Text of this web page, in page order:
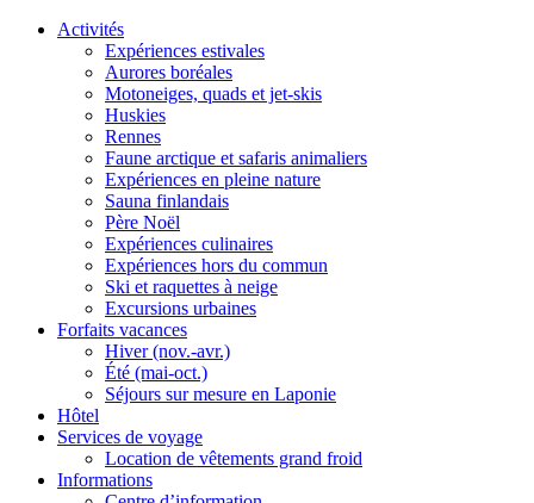
Activités
Expériences estivales
Aurores boréales
Motoneiges, quads et jet-skis
Huskies
Rennes
Faune arctique et safaris animaliers
Expériences en pleine nature
Sauna finlandais
Père Noël
Expériences culinaires
Expériences hors du commun
Ski et raquettes à neige
Excursions urbaines
Forfaits vacances
Hiver (nov.-avr.)
Été (mai-oct.)
Séjours sur mesure en Laponie
Hôtel
Services de voyage
Location de vêtements grand froid
Informations